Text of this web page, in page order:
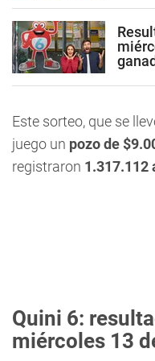
Este sorteo, que se
juego un pozo de
registraron 1.317.112
Quini 6:
miércoles 13